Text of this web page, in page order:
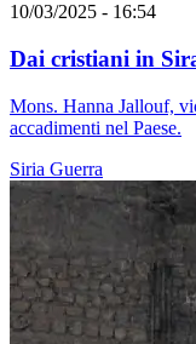
10/03/2025 - 16:54
Dai cristiani in
Mons. Hanna Jallouf,
accadimenti nel Paese.
Siria Guerra